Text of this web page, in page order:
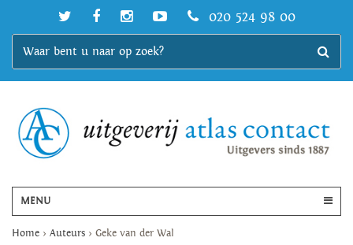
020 524 98 00
MENU
Home > Auteurs > Geke van der Wal